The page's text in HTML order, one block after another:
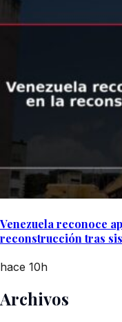
Venezuela reconoce
reconstrucción tras
hace 10h
Archivos